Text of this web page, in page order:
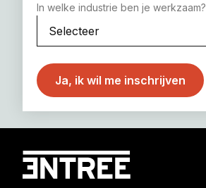
In welke industrie ben je werkzaam?